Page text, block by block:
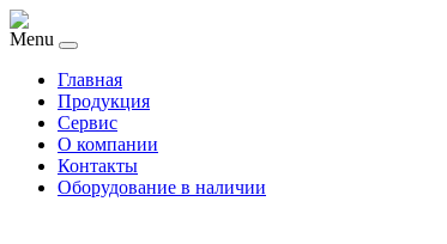
Menu
Главная
Продукция
Сервис
О компании
Контакты
Оборудование в наличии